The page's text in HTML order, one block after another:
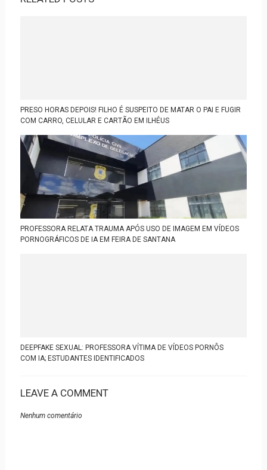
PRESO HORAS DEPOIS! FILHO É SUSPEITO DE MATAR O PAI E FUGIR
COM CARRO, CELULAR E CARTÃO EM ILHÉUS
PROFESSORA RELATA TRAUMA APÓS USO DE IMAGEM EM VÍDEOS
PORNOGRÁFICOS DE IA EM FEIRA DE SANTANA
DEEPFAKE SEXUAL: PROFESSORA VÍTIMA DE VÍDEOS PORNÔS
COM IA; ESTUDANTES IDENTIFICADOS
LEAVE A COMMENT
Nenhum comentário